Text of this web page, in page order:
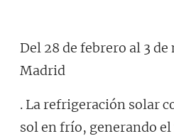
Del 28 de febrero al 3
Madrid
. La refrigeración solar
sol en frío, generando